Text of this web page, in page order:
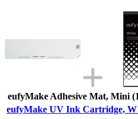
eufyMake Adhesive Mat, Mini
eufyMake UV Ink Cartridge, W